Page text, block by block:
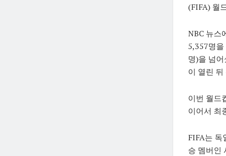
(FIFA) 월
NBC 뉴스
5,357명
명)을 넘
이 열린
이번 월드
이어서 최
FIFA는 독
승 멤버인